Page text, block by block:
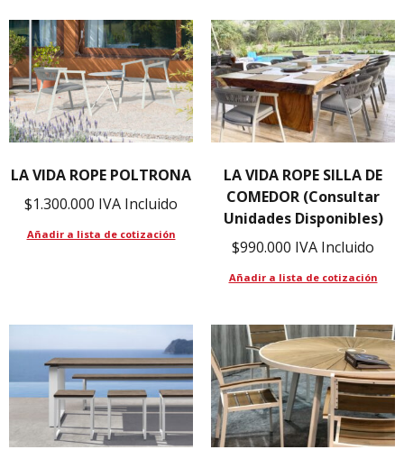
LA VIDA ROPE POLTRONA
$1.300.000 IVA Incluido
Añadir a lista de cotización
LA VIDA ROPE SILLA DE
COMEDOR (Consultar
Unidades Disponibles)
$990.000 IVA Incluido
Añadir a lista de cotización